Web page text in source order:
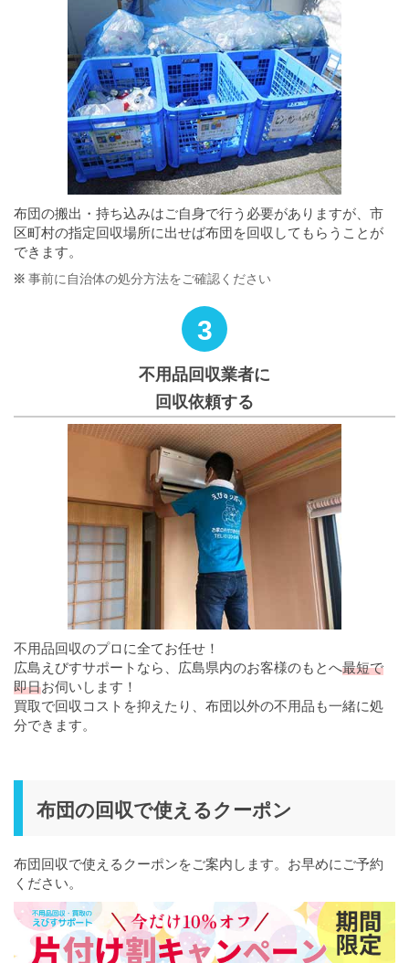
布団の搬出・持ち込みはご自身で行う必要がありますが、市
区町村の指定回収場所に出せば布団を回収してもらうことが
できます。
事前に自治体の処分方法をご確認ください
3
不用品回収業者に
回収依頼する
不用品回収のプロに全てお任せ！
広島えびすサポートなら、広島県内のお客様のもとへ最短で
即日お伺いします！
買取で回収コストを抑えたり、布団以外の不用品も一緒に処
分できます。
布団の回収で使えるクーポン
布団回収で使えるクーポンをご案内します。お早めにご予約
ください。